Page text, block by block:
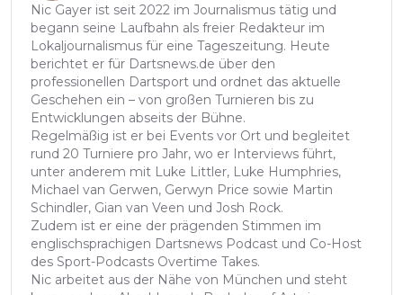
Nic Gayer ist seit 2022 im Journalismus tätig und
begann seine Laufbahn als freier Redakteur im
Lokaljournalismus für eine Tageszeitung. Heute
berichtet er für Dartsnews.de über den
professionellen Dartsport und ordnet das aktuelle
Geschehen ein – von großen Turnieren bis zu
Entwicklungen abseits der Bühne.
Regelmäßig ist er bei Events vor Ort und begleitet
rund 20 Turniere pro Jahr, wo er Interviews führt,
unter anderem mit Luke Littler, Luke Humphries,
Michael van Gerwen, Gerwyn Price sowie Martin
Schindler, Gian van Veen und Josh Rock.
Zudem ist er eine der prägenden Stimmen im
englischsprachigen Dartsnews Podcast und Co-Host
des Sport-Podcasts Overtime Takes.
Nic arbeitet aus der Nähe von München und steht